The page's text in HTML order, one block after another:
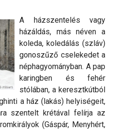
A házszentelés vagy
házáldás, más néven a
koleda, koledálás (szláv)
gonoszűző cselekedet a
néphagyományban. A pap
karingben és fehér
stólában, a keresztkútból
a ház (lakás) helyiségeit,
szentelt krétával felírja az
(Gáspár, Menyhért,